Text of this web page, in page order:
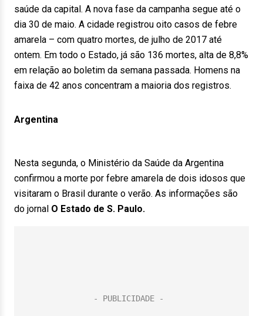
saúde da capital. A nova fase da campanha segue até o
dia 30 de maio. A cidade registrou oito casos de febre
amarela – com quatro mortes, de julho de 2017 até
ontem. Em todo o Estado, já são 136 mortes, alta de 8,8%
em relação ao boletim da semana passada. Homens na
faixa de 42 anos concentram a maioria dos registros.
Argentina
Nesta segunda, o Ministério da Saúde da Argentina
confirmou a morte por febre amarela de dois idosos que
visitaram o Brasil durante o verão. As informações são
do jornal O Estado de S. Paulo.